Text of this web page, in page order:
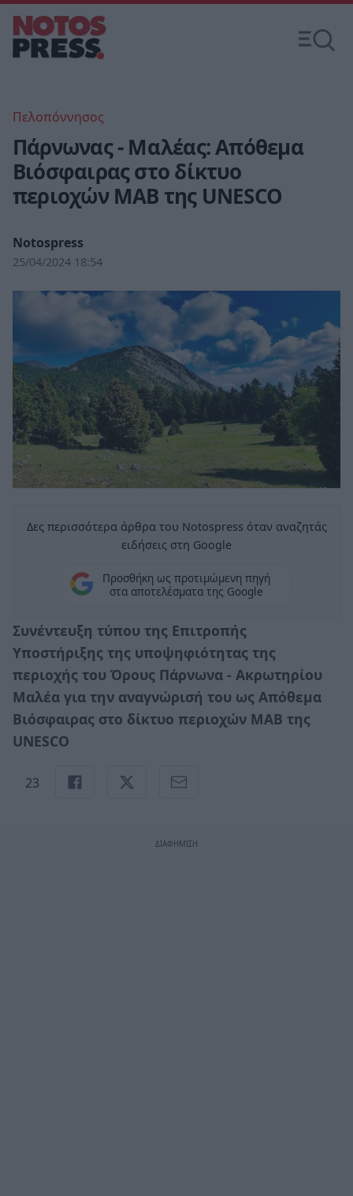
Πελοπόννησος
Πάρνωνας - Μαλέας: Απόθεμα
Βιόσφαιρας στο δίκτυο
περιοχών MAB της UNESCO
Notospress
25/04/2024 18:54
Δες περισσότερα άρθρα του Notospress όταν αναζητάς
ειδήσεις στη Google
Προσθήκη ως προτιμώμενη πηγή
στα αποτελέσματα της Google
Συνέντευξη τύπου της Επιτροπής
Υποστήριξης της υποψηφιότητας της
περιοχής του Όρους Πάρνωνα - Ακρωτηρίου
Μαλέα για την αναγνώρισή του ως Απόθεμα
Βιόσφαιρας στο δίκτυο περιοχών MAB της
UNESCO
23